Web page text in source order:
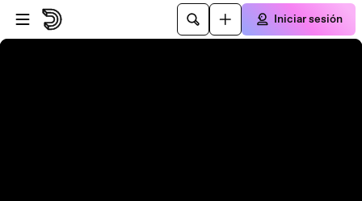
Saltar al reproductor
Saltar al contenido principal
Iniciar sesión